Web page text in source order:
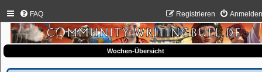
FAQ Registrieren
Wochen-Übersicht